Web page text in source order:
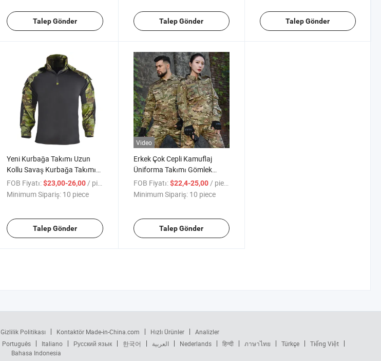
Talep Gönder Talep Gönder Talep Gönder
Yeni Kurbağa Takımı Uzun
Kollu Savaş Kurbağa Takımı
Av Kıyafetleri Kamuflaj Taktik
Üniforması En İyi Kalite
FOB Fiyatı: $23,00-26,00 / piece
Minimum Sipariş: 10 piece
Talep Gönder
Video
Erkek Çok Cepli Kamuflaj
Üniforma Takımı Gömlek
Kargo Pantolon Dayanıklı İş
Giysileri Erkek Spor Giyimi
FOB Fiyatı: $22,4-25,00 / piece
Minimum Sipariş: 10 piece
Talep Gönder
Gizlilik Politikası Kontaktör Made-in-China.com Hızlı Ürünler
Analizler
Português Italiano Русский язык 한국어 العربية Nederlands हिन्दी ภาษาไทย Türkçe
Tiếng Việt
Bahasa Indonesia